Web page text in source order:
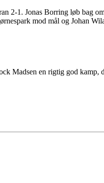
2-1. Jonas Borring løb bag
mod mål og Johan
Madsen en rigtig god kamp,